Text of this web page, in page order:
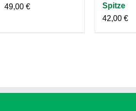
49,00€
Spitze
42,00 €